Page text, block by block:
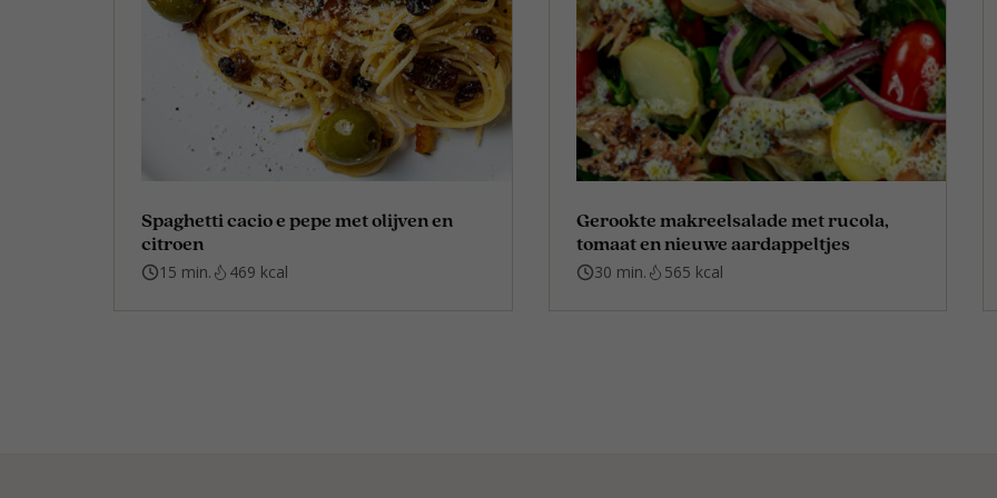
Spaghetti cacio e pepe met olijven en
citroen
15 min. 469 kcal
Gerookte makreelsalade met rucola,
tomaat en nieuwe aardappeltjes
30 min. 565 kcal